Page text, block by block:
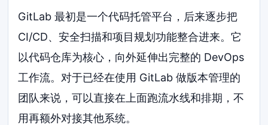
GitLab 最初是一个代码托管平台，后来逐步把
CI/CD、安全扫描和项目规划功能整合进来。它
以代码仓库为核心，向外延伸出完整的 DevOps
工作流。对于已经在使用 GitLab 做版本管理的
团队来说，可以直接在上面跑流水线和排期，不
用再额外对接其他系统。